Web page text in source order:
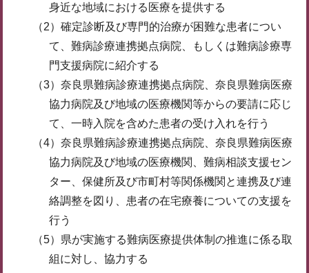
身近な地域における医療を提供する
（2）確定診断及び専門的治療が困難な患者につい
て、難病診療連携拠点病院、もしくは難病診療専
門支援病院に紹介する
（3）奈良県難病診療連携拠点病院、奈良県難病医療
協力病院及び地域の医療機関等からの要請に応じ
て、一時入院を含めた患者の受け入れを行う
（4）奈良県難病診療連携拠点病院、奈良県難病医療
協力病院及び地域の医療機関、難病相談支援セン
ター、保健所及び市町村等関係機関と連携及び連
絡調整を図り、患者の在宅療養についての支援を
行う
（5）県が実施する難病医療提供体制の推進に係る取
組に対し、協力する